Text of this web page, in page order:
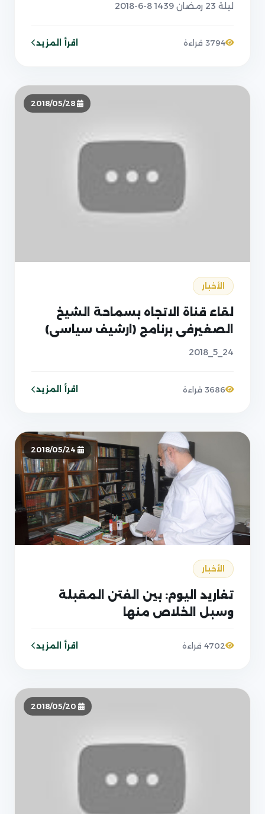
ليلة 23 رمضان 1439 8-6-2018
3794 قراءة اقرأ المزيد
الأخبار
لقاء قناة الاتجاه بسماحة الشيخ
الصغيرفي برنامج (ارشيف سياسي)
24_5_2018
3686 قراءة اقرأ المزيد
الأخبار
تغاريد اليوم: بين الفتن المقبلة
وسبل الخلاص منها
4702 قراءة اقرأ المزيد